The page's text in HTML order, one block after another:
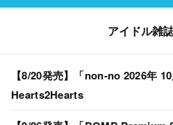
アイドル雑
【8/20発売】「non-no 2026年
Hearts2Hearts